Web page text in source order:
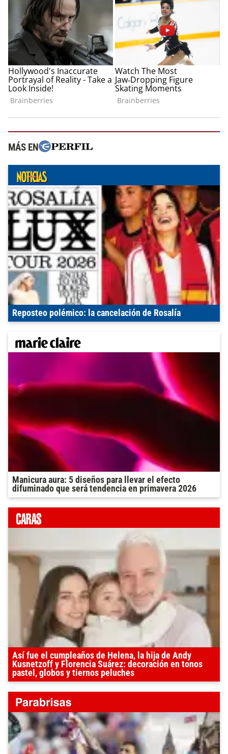
MÁS EN
Reposteo polémico: la cancelación de Rosalía
Manicura aura: 5 diseños para llevar el efecto
difuminado que será tendencia en primavera 2026
Así fue el cumpleaños de Helena, la hija de Andy
Kusnetzoff y Florencia Suárez: decoración en tonos
pastel, globos y tiernos peluches